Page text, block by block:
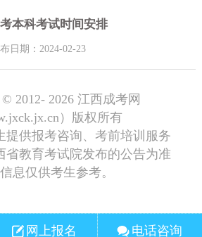
本科考试时间安排
日期：2024-02-23
网上报名 电话咨询
© 2012- 2026 江西成考网
）版权所有
提供报考咨询、考前培训服务
省教育考试院发布的公告为准
息仅供考生参考。